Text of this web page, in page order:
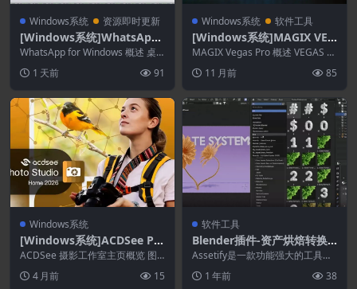
Windows系统 资源即时更新
[Windows系统]WhatsApp
for Windows 2.2630.102.0
WhatsApp for Windows 概述 桌
的...1 天前 91
Windows系统 软件工具
[Windows系统]MAGIX VEG
AS Pro 23.0.0.278
MAGIX Vegas Pro 概述 VEGAS Pr
11 月前 85
Windows系统
[Windows系统]ACDSee Ph
oto Studio Home 2026 29.
0.1.3351
ACDSee 摄影工作室主页概览 图
计算机上的图像...
4 月前 15
软件工具
Blender插件-资产烘焙转换
导出工具 Assetify V1.0.0
Assetify是一款功能强大的工具，
简...1 年前 38